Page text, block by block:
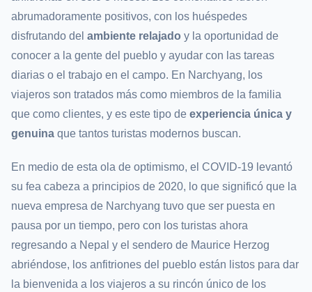
abrumadoramente positivos, con los huéspedes
disfrutando del ambiente relajado y la oportunidad de
conocer a la gente del pueblo y ayudar con las tareas
diarias o el trabajo en el campo. En Narchyang, los
viajeros son tratados más como miembros de la familia
que como clientes, y es este tipo de experiencia única y
genuina que tantos turistas modernos buscan.
En medio de esta ola de optimismo, el COVID-19 levantó
su fea cabeza a principios de 2020, lo que significó que la
nueva empresa de Narchyang tuvo que ser puesta en
pausa por un tiempo, pero con los turistas ahora
regresando a Nepal y el sendero de Maurice Herzog
abriéndose, los anfitriones del pueblo están listos para dar
la bienvenida a los viajeros a su rincón único de los